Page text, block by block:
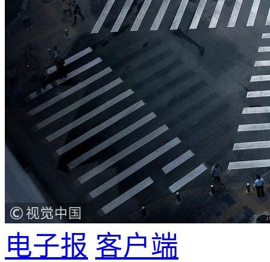
电子报 客户端